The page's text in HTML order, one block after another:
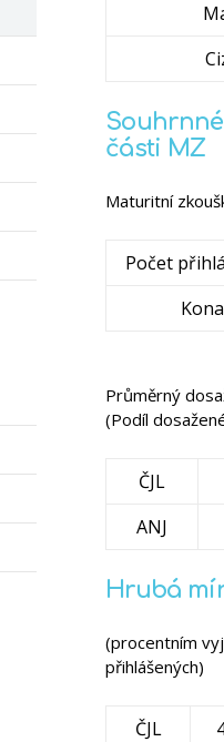
části MZ
Maturitní
Počet
Průměrný
(Podíl
ČJL
ANJ
Hrubá
(procentním
přihlášených)
ČJL